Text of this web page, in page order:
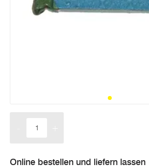
Online bestellen und liefern lassen